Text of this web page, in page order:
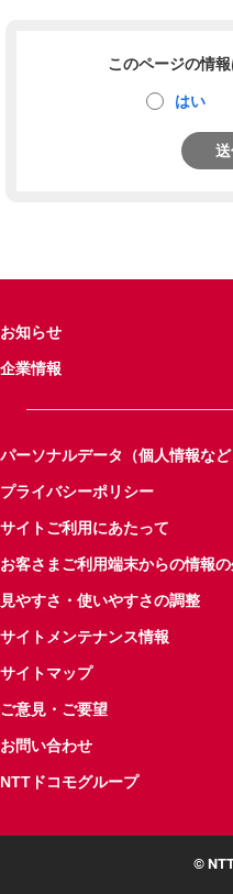
このページの情
はい
お知らせ
企業情報
パーソナルデータ（個人情報な
プライバシーポリシー
サイトご利用にあたって
お客さまご利用端末からの情報
見やすさ・使いやすさの調整
サイトメンテナンス情報
サイトマップ
ご意見・ご要望
お問い合わせ
NTTドコモグループ
©